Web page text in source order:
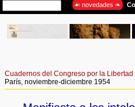
Cuadernos del Congreso por la Libertad
París, noviembre-diciembre 1954